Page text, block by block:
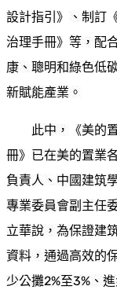
設計指引》、制訂
治理手冊》等，配
康、聰明和綠色低
新賦能產業。
此中，《美的
冊》已在美的置業
負責人、中國建筑
專業委員會副主任
立華說，為保證建
資料，通過高效的
少公攤2%至3%、